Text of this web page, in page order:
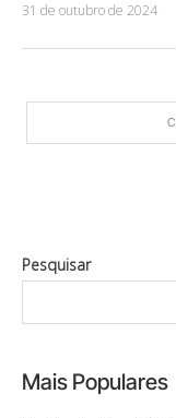
31 de outubro de 2024
Pesquisar
Mais Populares